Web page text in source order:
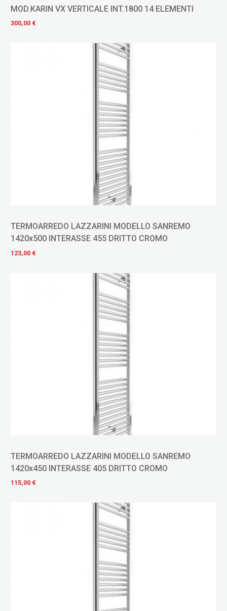
MOD.KARIN VX VERTICALE INT.1800 14 ELEMENTI
300,00 €
TERMOARREDO LAZZARINI MODELLO SANREMO
1420x500 INTERASSE 455 DRITTO CROMO
123,00 €
TERMOARREDO LAZZARINI MODELLO SANREMO
1420x450 INTERASSE 405 DRITTO CROMO
115,00 €